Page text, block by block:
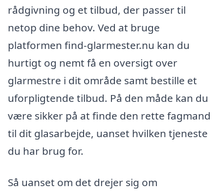
rådgivning og et tilbud, der passer til
netop dine behov. Ved at bruge
platformen find-glarmester.nu kan du
hurtigt og nemt få en oversigt over
glarmestre i dit område samt bestille et
uforpligtende tilbud. På den måde kan du
være sikker på at finde den rette fagmand
til dit glasarbejde, uanset hvilken tjeneste
du har brug for.
Så uanset om det drejer sig om